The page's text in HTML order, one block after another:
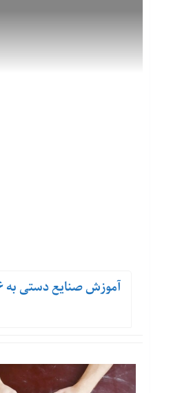
آموزش صنایع دستی به ۴۶۶ زندانی از آغاز سال ۱۴۰۲